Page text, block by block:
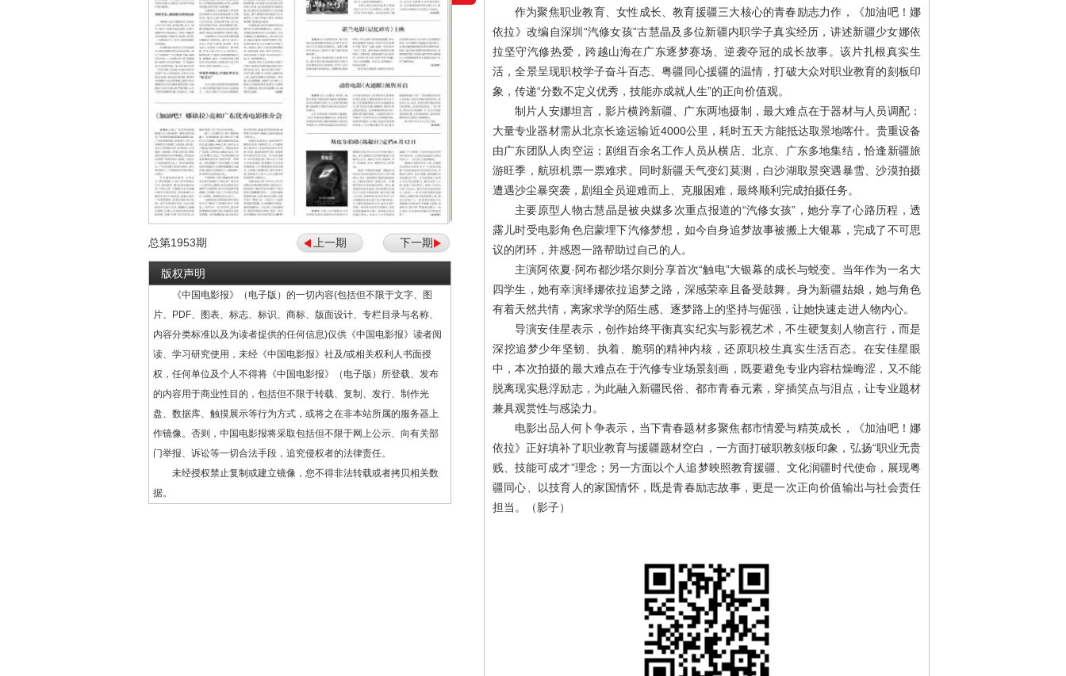
总第1953期 上一期 下一期
版权声明
《中国电影报》（电子版）的一切内容(包括但不限于文字、图
片、PDF、图表、标志、标识、商标、版面设计、专栏目录与名称、
内容分类标准以及为读者提供的任何信息)仅供《中国电影报》读者阅
读、学习研究使用，未经《中国电影报》社及/或相关权利人书面授
权，任何单位及个人不得将《中国电影报》（电子版）所登载、发布
的内容用于商业性目的，包括但不限于转载、复制、发行、制作光
盘、数据库、触摸展示等行为方式，或将之在非本站所属的服务器上
作镜像。否则，中国电影报将采取包括但不限于网上公示、向有关部
门举报、诉讼等一切合法手段，追究侵权者的法律责任。
未经授权禁止复制或建立镜像，您不得非法转载或者拷贝相关数
据。
作为聚焦职业教育、女性成长、教育援疆三大核心的青春励志力作，《加油吧！娜
依拉》改编自深圳“汽修女孩”古慧晶及多位新疆内职学子真实经历，讲述新疆少女娜依
拉坚守汽修热爱，跨越山海在广东逐梦赛场、逆袭夺冠的成长故事。该片扎根真实生
活，全景呈现职校学子奋斗百态、粤疆同心援疆的温情，打破大众对职业教育的刻板印
象，传递“分数不定义优秀，技能亦成就人生”的正向价值观。
制片人安娜坦言，影片横跨新疆、广东两地摄制，最大难点在于器材与人员调配：
大量专业器材需从北京长途运输近4000公里，耗时五天方能抵达取景地喀什。贵重设备
由广东团队人肉空运；剧组百余名工作人员从横店、北京、广东多地集结，恰逢新疆旅
游旺季，航班机票一票难求。同时新疆天气变幻莫测，白沙湖取景突遇暴雪、沙漠拍摄
遭遇沙尘暴突袭，剧组全员迎难而上、克服困难，最终顺利完成拍摄任务。
主要原型人物古慧晶是被央媒多次重点报道的“汽修女孩”，她分享了心路历程，透
露儿时受电影角色启蒙埋下汽修梦想，如今自身追梦故事被搬上大银幕，完成了不可思
议的闭环，并感恩一路帮助过自己的人。
主演阿依夏·阿布都沙塔尔则分享首次“触电”大银幕的成长与蜕变。当年作为一名大
四学生，她有幸演绎娜依拉追梦之路，深感荣幸且备受鼓舞。身为新疆姑娘，她与角色
有着天然共情，离家求学的陌生感、逐梦路上的坚持与倔强，让她快速走进人物内心。
导演安佳星表示，创作始终平衡真实纪实与影视艺术，不生硬复刻人物言行，而是
深挖追梦少年坚韧、执着、脆弱的精神内核，还原职校生真实生活百态。在安佳星眼
中，本次拍摄的最大难点在于汽修专业场景刻画，既要避免专业内容枯燥晦涩，又不能
脱离现实悬浮励志，为此融入新疆民俗、都市青春元素，穿插笑点与泪点，让专业题材
兼具观赏性与感染力。
电影出品人何卜争表示，当下青春题材多聚焦都市情爱与精英成长，《加油吧！娜
依拉》正好填补了职业教育与援疆题材空白，一方面打破职教刻板印象，弘扬“职业无贵
贱、技能可成才”理念；另一方面以个人追梦映照教育援疆、文化润疆时代使命，展现粤
疆同心、以技育人的家国情怀，既是青春励志故事，更是一次正向价值输出与社会责任
担当。（影子）